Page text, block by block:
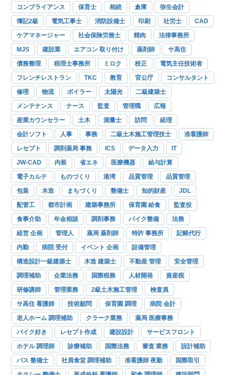
コンプライアンス
保育士 相続 倉庫
弥生会計
簿記2級
電気工事士 消防設備士 印刷 社労士
CAD
ケアマネージャー
社会保険労務士 精肉
法律事務所
MJS
建設業 エアコン 取り付け 薬剤師
サ高住
債務整理
税理士事務所 ミロク 校正
電気主任技術者
フレンチレストラン
TKC 教育 官公庁
コンサルタント
修理
物流 ボイラー 太陽光
二級建築士
メンテナンス
ナース 監査 管理職
広報
産業カウンセラー
土木 測量士 訪問
経理
会計ソフト
人事 事務 二級土木施工管理技士
准看護師
レセプト
調剤薬局 事務 ICS データ入力
IT
JW-CAD
内装 省エネ 医療機器
給与計算
電子カルテ
ものづくり 港湾 品質管理
品質管理
包装
木造 まちづくり 整備士 知的財産
JDL
配管工
都市計画 建築事務所 保育園 給食
監査役
食事介助
年金相談 調剤事務 バイク整備
法務
経営 企画
管理人 薬局 薬剤師 特許 事務所
記帳代行
内勤
病院 受付 イベント 企画
設備管理
構造設計一級建築士
木造 建築士 不動産 管理
安全管理
調理補助
企業法務 国際税務 人材開発
資産税
研修講師
管理業務 2級土木施工管理
検査員
サ高住 看護師
技術顧問 保育園 調理
病院 会計
老人ホーム 調理補助
クラーク業務
薬局 医療事務
バイク好き
レセプト作成 建設設計
サービスフロント
ホテル 調理師
診療補助 国際法務 審査 業務
設計補助
バス 整備士
社員食堂 調理補助 准看護師 夜勤
国際取引